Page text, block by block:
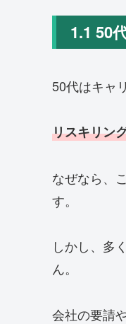
1.1 50
50代はキャ
リスキリン
なぜなら、
す。
しかし、多
ん。
会社の要請